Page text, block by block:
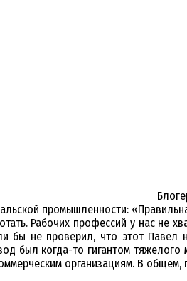
промышленности:
Рабочих профессий у нас не
бы не проверил, что этот Павел
был когда-то гигантом тяжелого
организациям. В